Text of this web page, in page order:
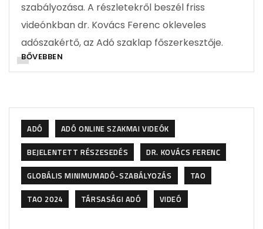
szabályozása. A részletekről beszél friss
videónkban dr. Kovács Ferenc okleveles
adószakértő, az Adó szaklap főszerkesztője.
BŐVEBBEN
ADÓ
ADÓ ONLINE SZAKMAI VIDEÓK
BEJELENTETT RÉSZESEDÉS
DR. KOVÁCS FERENC
GLOBÁLIS MINIMUMADÓ-SZABÁLYOZÁS
TAO
TAO 2024
TÁRSASÁGI ADÓ VIDEÓ